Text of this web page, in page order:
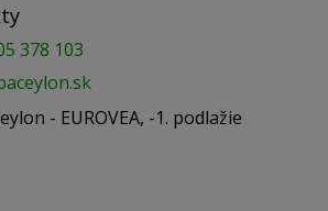
378 103
- EUROVEA, -1. podlažie